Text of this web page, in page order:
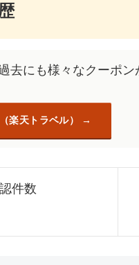
去にも様々なクーポン
楽天トラベル）
件数